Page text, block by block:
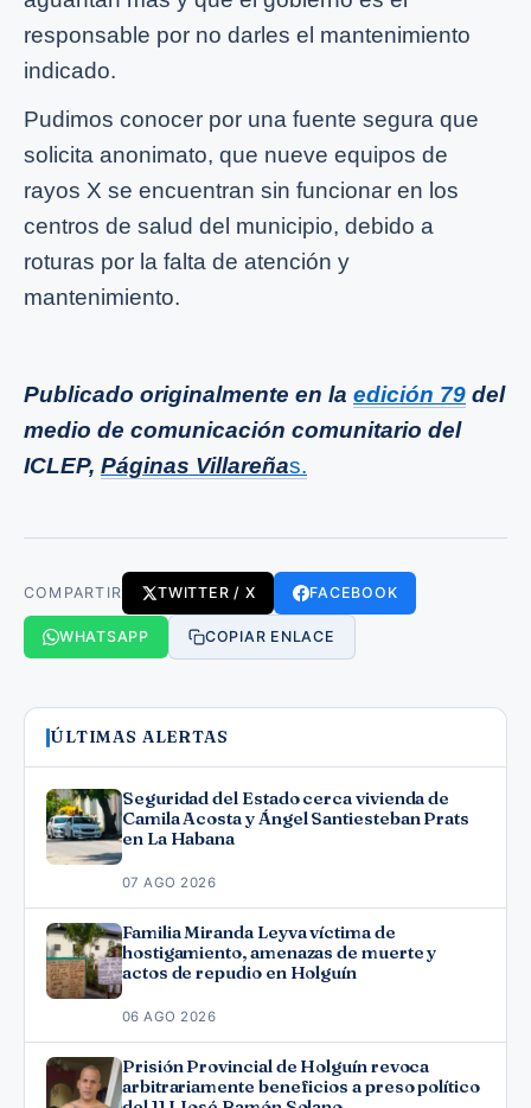
responsable por no darles el mantenimiento
indicado.
Pudimos conocer por una fuente segura que
solicita anonimato, que nueve equipos de
rayos X se encuentran sin funcionar en los
centros de salud del municipio, debido a
roturas por la falta de atención y
mantenimiento.
Publicado originalmente en la edición 79 del
medio de comunicación comunitario del
ICLEP, Páginas Villareñas.
COMPARTIR TWITTER / X FACEBOOK
WHATSAPP COPIAR ENLACE
ÚLTIMAS ALERTAS
Seguridad del Estado cerca vivienda de
Camila Acosta y Ángel Santiesteban Prats
en La Habana
07 AGO 2026
Familia Miranda Leyva víctima de
hostigamiento, amenazas de muerte y
actos de repudio en Holguín
06 AGO 2026
Prisión Provincial de Holguín revoca
arbitrariamente beneficios a preso político